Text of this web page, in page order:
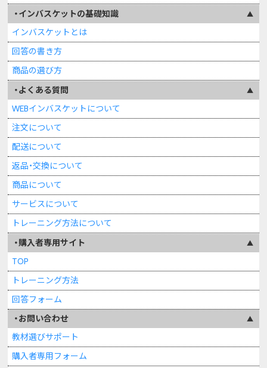
インバスケットの基礎知識
インバスケットとは
回答の書き方
商品の選び方
よくある質問
WEBインバスケットについて
注文について
配送について
返品・交換について
商品について
サービスについて
トレーニング方法について
購入者専用サイト
TOP
トレーニング方法
回答フォーム
お問い合わせ
教材選びサポート
購入者専用フォーム